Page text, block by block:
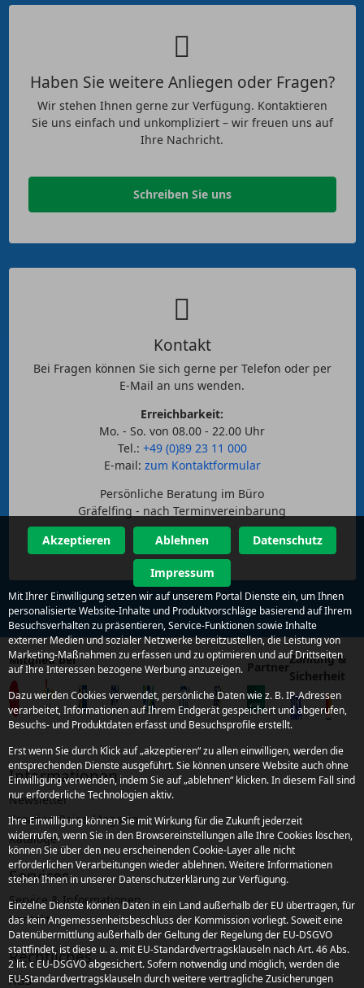
Haben Sie weitere Anliegen oder Fragen?
Wir stehen Ihnen gerne zur Verfügung. Kontaktieren
Sie uns einfach und unkompliziert – wir freuen uns auf
Ihre Nachricht.
Schreiben Sie uns
Kontakt
Bei Fragen können Sie sich gerne per Telefon oder per
E-Mail an uns wenden.
Erreichbarkeit:
Mo. - So. von 08.00 - 22.00 Uhr
Tel.: +49 (0)89 23 11 000
E-mail: zum Kontaktformular
Persönliche Beratung im Büro
Gräfelfing - nach Terminvereinbarung
Mitglied bei Partner
Zahlung &
Sicherheit
Informationen
Newsletter
Kroatien Reise-Magazin
Kataloge
Services
Service & Informationen
Kontakt
Rechtliches
AGB
Akzeptieren Ablehnen Datenschutz
Impressum
Mit Ihrer Einwilligung setzen wir auf unserem Portal Dienste ein, um Ihnen
personalisierte Website-Inhalte und Produktvorschläge basierend auf Ihrem
Besuchsverhalten zu präsentieren, Service-Funktionen sowie Inhalte
externer Medien und sozialer Netzwerke bereitzustellen, die Leistung von
Marketing-Maßnahmen zu erfassen und zu optimieren und auf Drittseiten
auf Ihre Interessen bezogene Werbung anzuzeigen.
Dazu werden Cookies verwendet, persönliche Daten wie z. B. IP-Adressen
verarbeitet, Informationen auf Ihrem Endgerät gespeichert und abgerufen,
Besuchs- und Produktdaten erfasst und Besuchsprofile erstellt.
Erst wenn Sie durch Klick auf „akzeptieren“ zu allen einwilligen, werden die
entsprechenden Dienste ausgeführt. Sie können unsere Website auch ohne
Einwilligung verwenden, indem Sie auf „ablehnen“ klicken. In diesem Fall sind
nur erforderliche Technologien aktiv.
Ihre Einwilligung können Sie mit Wirkung für die Zukunft jederzeit
widerrufen, wenn Sie in den Browsereinstellungen alle Ihre Cookies löschen,
können Sie über den neu erscheinenden Cookie-Layer alle nicht
erforderlichen Verarbeitungen wieder ablehnen. Weitere Informationen
stehen Ihnen in unserer Datenschutzerklärung zur Verfügung.
Einzelne Dienste können Daten in ein Land außerhalb der EU übertragen, für
das kein Angemessenheitsbeschluss der Kommission vorliegt. Soweit eine
Datenübermittlung außerhalb der Geltung der Regelung der EU-DSGVO
stattfindet, ist diese u. a. mit EU-Standardvertragsklauseln nach Art. 46 Abs.
2 lit. c EU-DSGVO abgesichert. Sofern notwendig und möglich, werden die
EU-Standardvertragsklauseln durch weitere vertragliche Zusicherungen